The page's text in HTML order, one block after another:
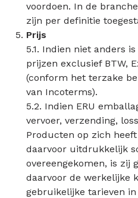
voordoen. In de
zijn per definitie
Prijs
5.1. Indien niet anders
prijzen exclusief BTW,
(conform het terzake
van Incoterms).
5.2. Indien ERU
vervoer, verzending,
Producten op zich
daarvoor uitdrukkelijk
overeengekomen, is zij
daarvoor de werkelijke
gebruikelijke tarieven